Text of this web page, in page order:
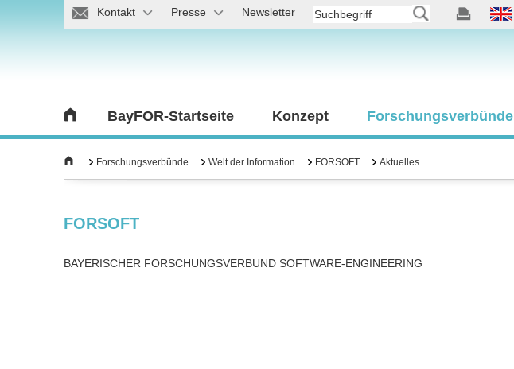
Kontakt Presse Newsletter
BayFOR-Startseite Konzept Forschungsverbünde
Forschungsverbünde Welt der Information FORSOFT Aktuelles
FORSOFT
BAYERISCHER FORSCHUNGSVERBUND SOFTWARE-ENGINEERING